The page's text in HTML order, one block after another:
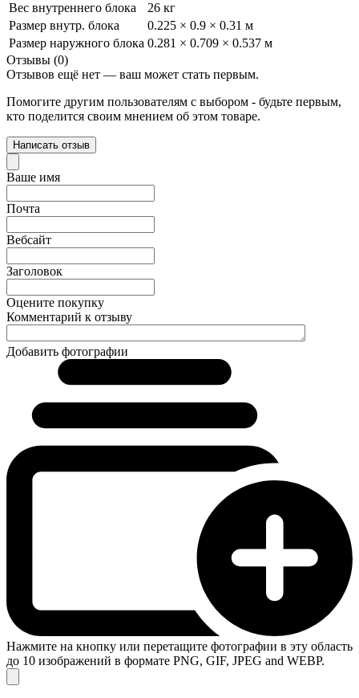
Вес внутреннего блока
26 кг
Размер внутр. блока
0.225 × 0.9 × 0.31 м
Размер наружного блока 0.281 × 0.709 × 0.537 м
Отзывы (0)
Отзывов ещё нет — ваш может стать первым.
Помогите другим пользователям с выбором - будьте первым,
кто поделится своим мнением об этом товаре.
Написать отзыв
Ваше имя
Почта
Вебсайт
Заголовок
Оцените покупку
Комментарий к отзыву
Добавить фотографии
Нажмите на кнопку или перетащите фотографии в эту область
до 10 изображений в формате PNG, GIF, JPEG and WEBP.